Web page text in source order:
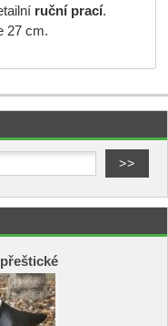
ruční prací.
27 cm.